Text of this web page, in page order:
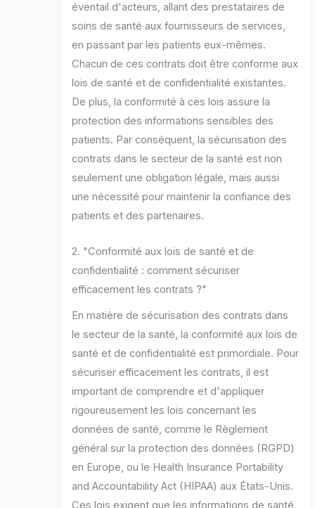
éventail d'acteurs, allant des prestataires de
soins de santé aux fournisseurs de services,
en passant par les patients eux-mêmes.
Chacun de ces contrats doit être conforme aux
lois de santé et de confidentialité existantes.
De plus, la conformité à ces lois assure la
protection des informations sensibles des
patients. Par conséquent, la sécurisation des
contrats dans le secteur de la santé est non
seulement une obligation légale, mais aussi
une nécessité pour maintenir la confiance des
patients et des partenaires.
2. "Conformité aux lois de santé et de
confidentialité : comment sécuriser
efficacement les contrats ?"
En matière de sécurisation des contrats dans
le secteur de la santé, la conformité aux lois de
santé et de confidentialité est primordiale. Pour
sécuriser efficacement les contrats, il est
important de comprendre et d'appliquer
rigoureusement les lois concernant les
données de santé, comme le Règlement
général sur la protection des données (RGPD)
en Europe, ou le Health Insurance Portability
and Accountability Act (HIPAA) aux États-Unis.
Ces lois exigent que les informations de santé